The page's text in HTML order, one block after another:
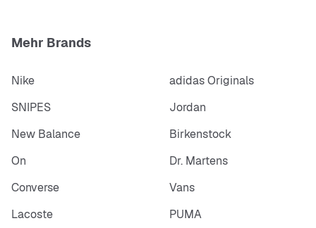
Mehr Brands
Nike
adidas Originals
SNIPES
Jordan
New Balance
Birkenstock
On
Dr. Martens
Converse
Vans
Lacoste
PUMA